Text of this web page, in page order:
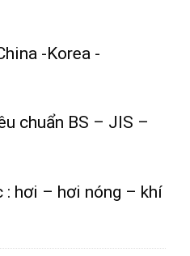
-Korea -
chuẩn BS – JIS –
hơi – hơi nóng – khí